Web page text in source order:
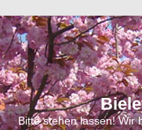
Bitte stehen lassen! Wir